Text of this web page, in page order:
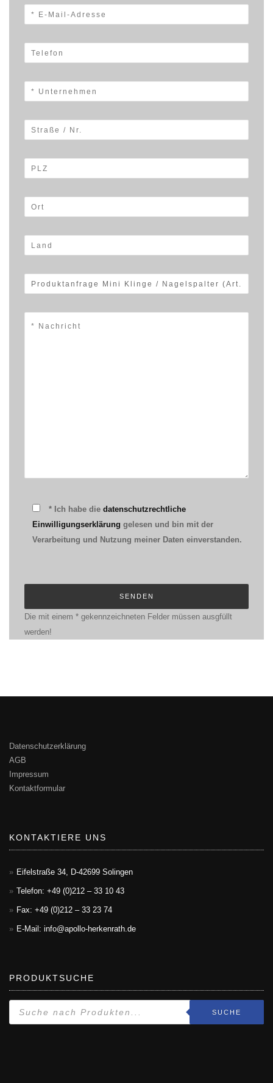
* Ich habe die datenschutzrechtliche
Einwilligungserklärung gelesen und bin mit der
Verarbeitung und Nutzung meiner Daten einverstanden.
Die mit einem * gekennzeichneten Felder müssen ausgfüllt
werden!
Datenschutzerklärung
AGB
Impressum
Kontaktformular
KONTAKTIERE UNS
Eifelstraße 34, D-42699 Solingen
Telefon: +49 (0)212 – 33 10 43
Fax: +49 (0)212 – 33 23 74
E-Mail: info@apollo-herkenrath.de
PRODUKTSUCHE
SUCHE